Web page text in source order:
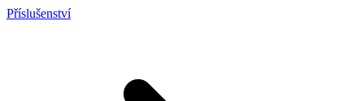
Příslušenství